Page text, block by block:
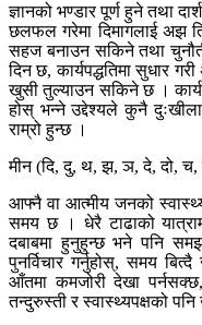
ज्ञानको भण्डार पूर्ण हुने तथा
छलफल गरेमा दिमागलाई अझ
सहज बनाउन सकिने तथा
दिन छ, कार्यपद्धतिमा सुधार
खुसी तुल्याउन सकिने छ ।
होस् भन्ने उद्देश्यले कुनै
राम्रो हुन्छ ।
मीन (दि, दु, थ, झ, ञ, दे, दो, च,
आफ्नै वा आत्मीय जनको
समय छ । धेरै टाढाको
दबाबमा हुनुहुन्छ भने पनि
पुनर्विचार गर्नुहोस्, समय
आँतमा कमजोरी देखा पर्नसक्छ,
तन्दुरुस्ती र स्वास्थ्यपक्षको पनि